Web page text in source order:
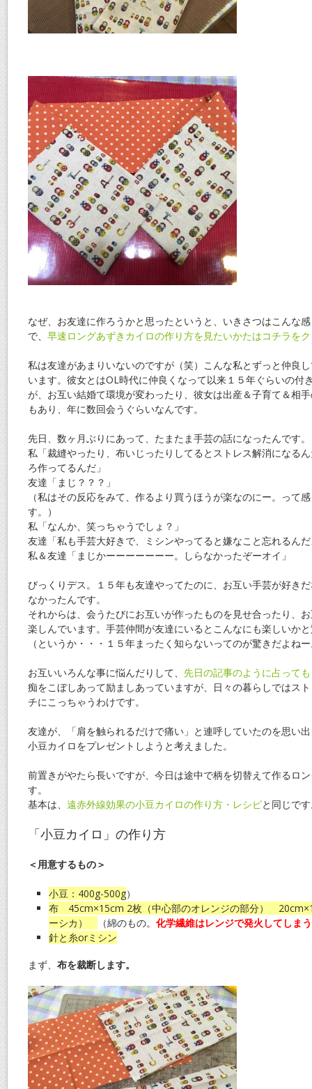
なぜ、お友達に作ろうかと思ったというと、いきさつはこんな
で、 早速ロングあずきカイロの作り方を見たいかたはコチラを
私は友達があまりいないのですが（笑）こんな私とずっと仲良
います。彼女とはOL時代に仲良くなって以来１５年ぐらいの付
が、お互い結婚て環境が変わったり、彼女は出産＆子育て＆相
もあり、年に数回会うぐらいなんです。
先日、数ヶ月ぶりにあって、たまたま手芸の話になったんです。
私「裁縫やったり、布いじったりしてるとストレス解消になる
ろ作ってるんだ」
友達「まじ？？？」
（私はその反応をみて、作るより買うほうが楽なのにー。って
す。）
私「なんか、笑っちゃうでしょ？」
友達「私も手芸大好きで、ミシンやってると嫌なこと忘れるん
私＆友達「まじかーーーーーーー。しらなかったぞーオイ」
びっくりデス。１５年も友達やってたのに、お互い手芸が好き
なかったんです。
それからは、会うたびにお互いが作ったものを見せ合ったり、
楽しんでいます。手芸仲間が友達にいるとこんなにも楽しいか
（というか・・・１５年まったく知らないってのが驚きだよね
お互いいろんな事に悩んだりして、 先日の記事のように占って
痴をこぼしあって励ましあっていますが、日々の暮らしではス
チにこっちゃうわけです。
友達が、「肩を触られるだけで痛い」と連呼していたのを思い
小豆カイロをプレゼントしようと考えました。
前置きがやたら長いですが、今日は途中で柄を切替えて作るロ
す。
基本は、 遠赤外線効果の小豆カイロの作り方・レシピと同じで
「小豆カイロ」の作り方
＜用意するもの＞
小豆：400g-500g）
布 45cm×15cm 2枚（中心部のオレンジの部分）
ーシカ）
（綿のもの。 化学繊維はレンジで発火してしま
針と糸orミシン
まず、 布を裁断します。